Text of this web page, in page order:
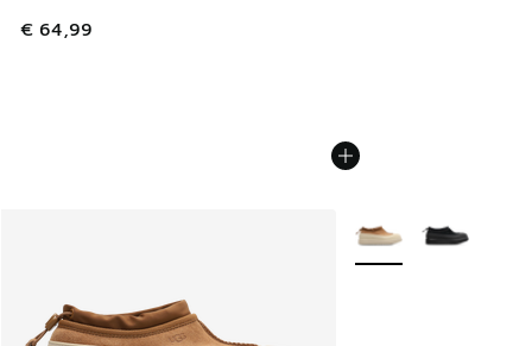
€ 64,99
Weitere Farben